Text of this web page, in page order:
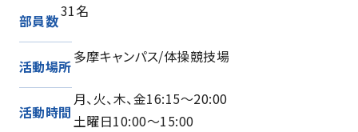
部員数
31名
活動場所
多摩キャンパス/体操競技場
活動時間
月、火、木、金16:15～20:00
土曜日10:00～15:00